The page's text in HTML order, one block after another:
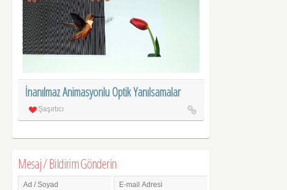
İnanılmaz Animasyonlu Optik Yanılsamalar
Şaşırtıcı
Mesaj / Bildirim Gönderin
Ad / Soyad E-mail Adresi